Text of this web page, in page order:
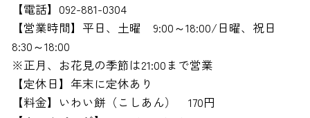
【電話】092-881-0304
【営業時間】平日、土曜 9:00～18:00/日曜、祝日
8:30～18:00
※正月、お花見の季節は21:00まで営業
【定休日】年末に定休あり
【料金】いわい餅（こしあん） 170円